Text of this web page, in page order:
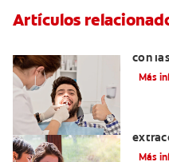
Artículos
con
Más
Más